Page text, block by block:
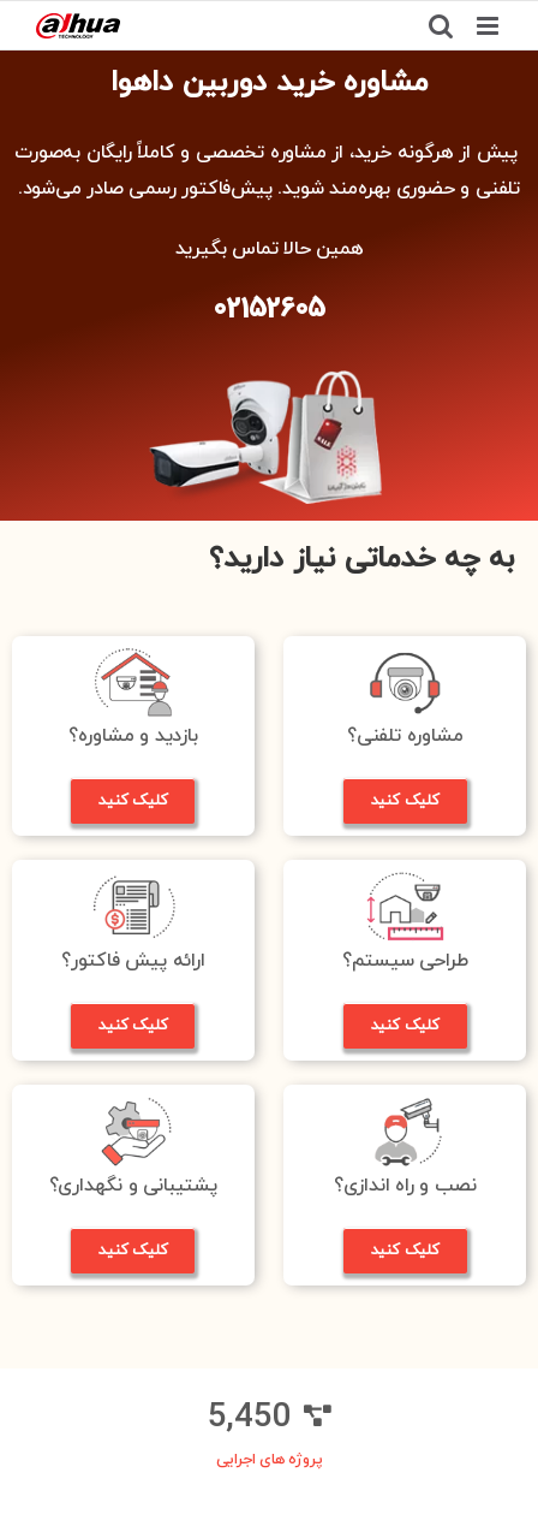
to
مشاوره خرید داهوا
مشاوره خرید دوربین داهوا
پیش از هرگونه خرید، از مشاوره تخصصی و کاملاً رایگان به‌صورت
تلفنی و حضوری بهره‌مند شوید. پیش‌فاکتور رسمی صادر می‌شود.
همین حالا تماس بگیرید
02152605
به چه خدماتی نیاز دارید؟
مشاوره تلفنی؟
کلیک کنید
بازدید و مشاوره؟
کلیک کنید
طراحی سیستم؟
کلیک کنید
ارائه پیش فاکتور؟
کلیک کنید
نصب و راه اندازی؟
کلیک کنید
پشتیبانی و نگهداری؟
کلیک کنید
5,450
پروژه های اجرایی